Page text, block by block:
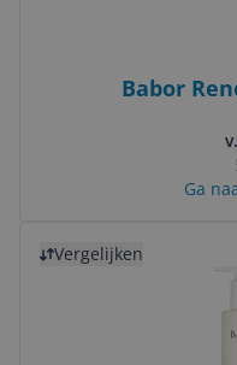
Babor
Ga
Vergelijken